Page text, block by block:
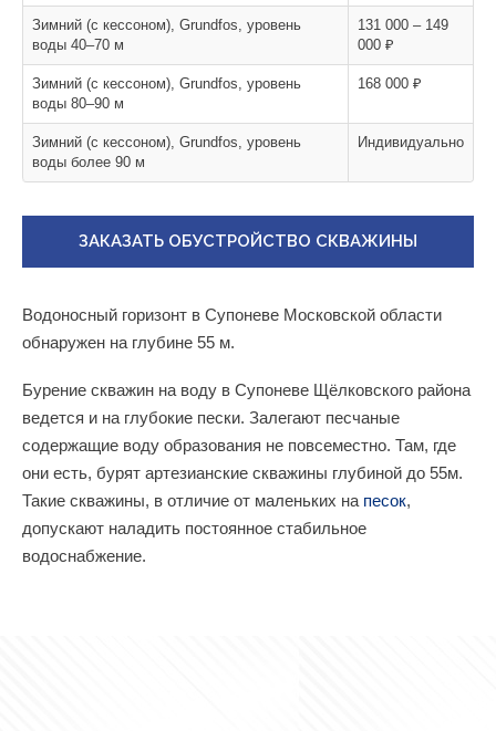
Зимний (с кессоном), Grundfos, уровень
воды 40–70 м
131 000 – 149
000 ₽
Зимний (с кессоном), Grundfos, уровень
воды 80–90 м
168 000 ₽
Зимний (с кессоном), Grundfos, уровень
воды более 90 м
Индивидуально
ЗАКАЗАТЬ ОБУСТРОЙСТВО СКВАЖИНЫ
Водоносный горизонт в Супоневе Московской области
обнаружен на глубине 55 м.
Бурение скважин на воду в Супоневе Щёлковского района
ведется и на глубокие пески. Залегают песчаные
содержащие воду образования не повсеместно. Там, где
они есть, бурят артезианские скважины глубиной до 55м.
Такие скважины, в отличие от маленьких на песок,
допускают наладить постоянное стабильное
водоснабжение.